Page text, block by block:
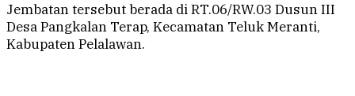
Jembatan tersebut berada di RT.06/RW.03 Dusun III
Desa Pangkalan Terap, Kecamatan Teluk Meranti,
Kabupaten Pelalawan.